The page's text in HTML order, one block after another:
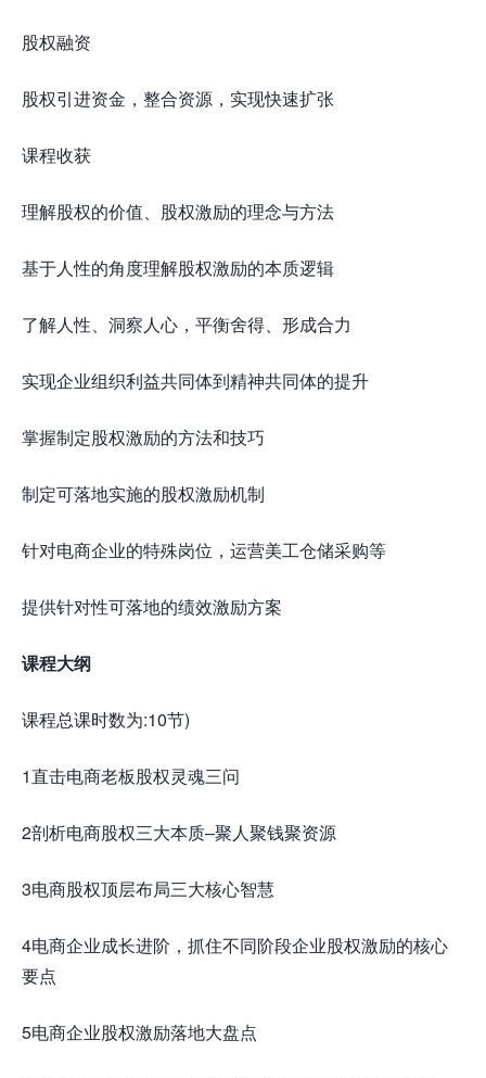
股权融资
股权引进资金，整合资源，实现快速扩张
课程收获
理解股权的价值、股权激励的理念与方法
基于人性的角度理解股权激励的本质逻辑
了解人性、洞察人心，平衡舍得、形成合力
实现企业组织利益共同体到精神共同体的提升
掌握制定股权激励的方法和技巧
制定可落地实施的股权激励机制
针对电商企业的特殊岗位，运营美工仓储采购等
提供针对性可落地的绩效激励方案
课程大纲
课程总课时数为:10节)
1直击电商老板股权灵魂三问
2剖析电商股权三大本质–聚人聚钱聚资源
3电商股权顶层布局三大核心智慧
4电商企业成长进阶，抓住不同阶段企业股权激励的核心
要点
5电商企业股权激励落地大盘点